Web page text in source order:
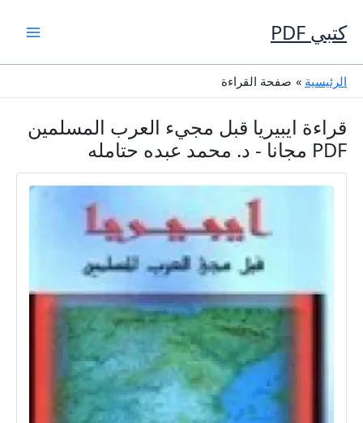
إلى
المحتوى
كتبي PDF
الرئيسية صفحة القراءة
قراءة ايبيريا قبل مجيء العرب المسلمين
PDF مجانا - د. محمد عبده حتامله